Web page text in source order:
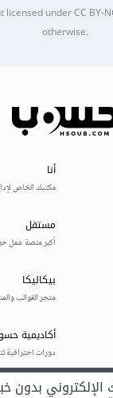
licensed underCC BY-
otherwise.